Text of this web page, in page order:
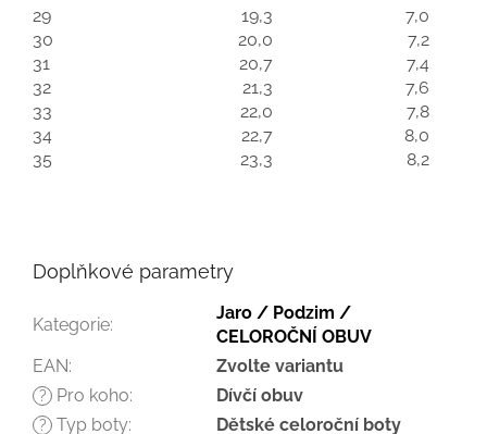
29
19,3
7,0
30
20,0
7,2
31
20,7
7,4
32
21,3
7,6
33
22,0
7,8
34
22,7
8,0
35
23,3 8,2
Doplňkové parametry
Kategorie:
Jaro / Podzim /
CELOROČNÍ OBUV
EAN: Zvolte variantu
? Pro koho: Dívčí obuv
? Typ boty: Dětské celoroční boty